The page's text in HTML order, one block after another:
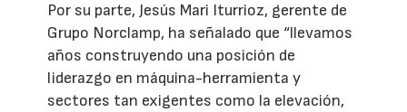
Por su parte, Jesús Mari Iturrioz, gerente de
Grupo Norclamp, ha señalado que “llevamos
años construyendo una posición de
liderazgo en máquina-herramienta y
sectores tan exigentes como la elevación,